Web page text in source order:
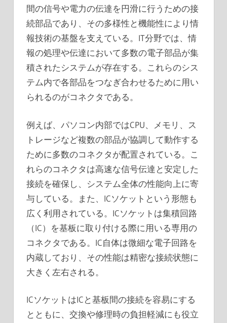
間の信号や電力の伝達を円滑に行うための接
続部品であり、その多様性と機能性により情
報技術の基盤を支えている。IT分野では、情
報の処理や伝達において多数の電子部品が集
積されたシステムが存在する。これらのシス
テム内で各部品をつなぎ合わせるために用い
られるのがコネクタである。
例えば、パソコン内部ではCPU、メモリ、ス
トレージなど複数の部品が協調して動作する
ために多数のコネクタが配置されている。こ
れらのコネクタは高速な信号伝達と安定した
接続を確保し、システム全体の性能向上に寄
与している。また、ICソケットという形態も
広く利用されている。ICソケットは集積回路
（IC）を基板に取り付ける際に用いる専用の
コネクタである。IC自体は微細な電子回路を
内蔵しており、その性能は精密な接続状態に
大きく左右される。
ICソケットはICと基板間の接続を容易にする
とともに、交換や修理時の負担軽減にも役立